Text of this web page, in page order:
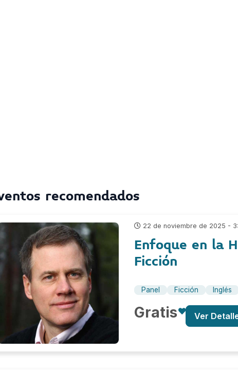
recomendados
22 de noviembre de 2025 -
Enfoque en la
Ficción
Panel Ficción Inglés
Gratis Ver